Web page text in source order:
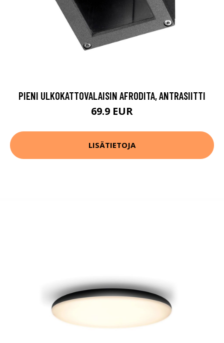
PIENI ULKOKATTOVALAISIN AFRODITA, ANTRASIITTI
69.9 EUR
LISÄTIETOJA